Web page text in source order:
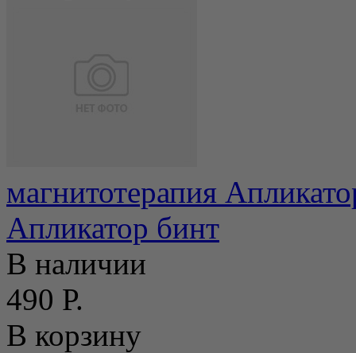
магнитотерапия
Апликатор бинт
В наличии
490 Р.
В корзину